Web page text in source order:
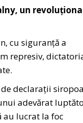
un
cu siguranță a
represiv,
declarații
adevărat
lucrat la foc